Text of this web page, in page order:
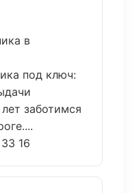
в
под ключ:
заботимся
16